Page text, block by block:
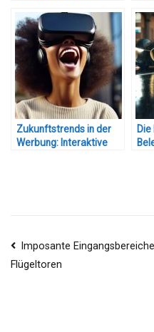
Zukunftstrends in der
Werbung: Interaktive
Imposante
Flügeltoren